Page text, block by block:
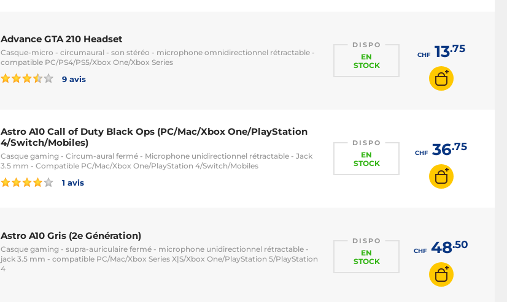
Advance GTA 210 Headset
Casque-micro - circumaural - son stéréo - microphone omnidirectionnel rétractable -
compatible PC/PS4/PS5/Xbox One/Xbox Series
9 avis
DISPO
EN
STOCK
CHF13.75
Astro A10 Call of Duty Black Ops (PC/Mac/Xbox One/PlayStation
4/Switch/Mobiles)
Casque gaming - Circum-aural fermé - Microphone unidirectionnel rétractable - Jack
3.5 mm - Compatible PC/Mac/Xbox One/PlayStation 4/Switch/Mobiles
1 avis
DISPO
EN
STOCK
CHF36.75
Astro A10 Gris (2e Génération)
Casque gaming - supra-auriculaire fermé - microphone unidirectionnel rétractable -
jack 3.5 mm - compatible PC/Mac/Xbox Series X|S/Xbox One/PlayStation 5/PlayStation
4
DISPO
EN
STOCK
CHF48.50